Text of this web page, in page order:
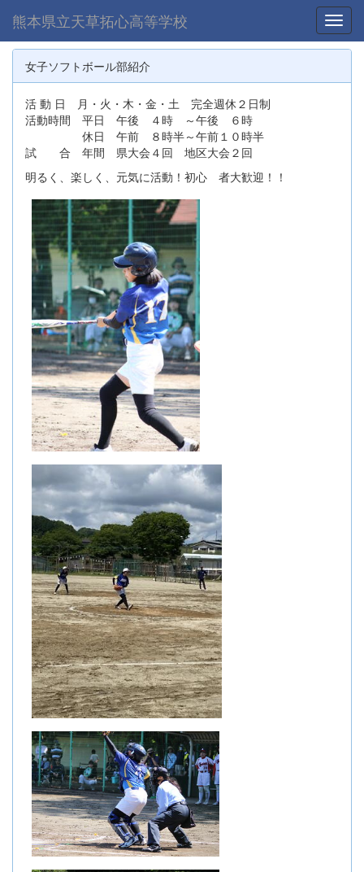
熊本県立天草拓心高等学校
女子ソフトボール部紹介
活 動 日 月・火・木・金・土 完全週休２日制
活動時間 平日 午後 ４時 ～午後 ６時
休日 午前 ８時半～午前１０時半
試 合 年間 県大会４回 地区大会２回
明るく、楽しく、元気に活動！初心 者大歓迎！！